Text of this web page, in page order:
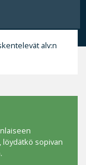
alv:n
sopivan